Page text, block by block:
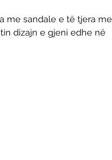
me sandale e të tjera me
dizajn e gjeni edhe në